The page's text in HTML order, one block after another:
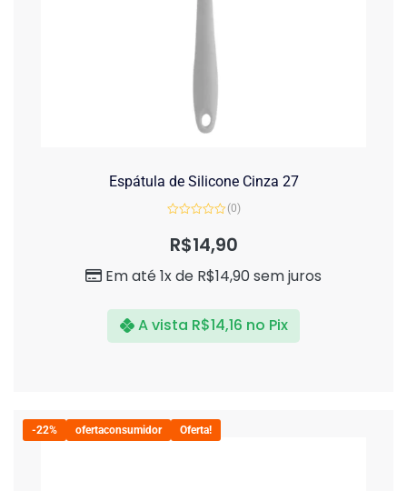
Espátula de Silicone Cinza 27
de
(0)
R$14,90
Em até 1x de R$14,90sem juros
A vista R$14,16 no Pix
-22% ofertaconsumidor Oferta!